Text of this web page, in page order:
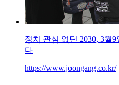
정치 관심 없던 2030, 3월
다
https://www.joongang.co.kr/